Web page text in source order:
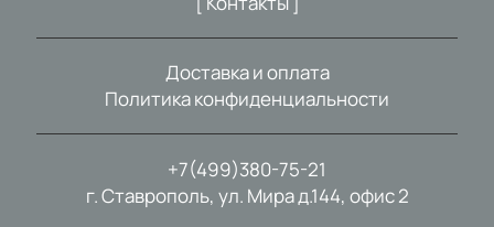
+7(499)380-75-21
г. Ставрополь, ул. Мира д.144, офис 2
Доставка и оплата
Политика конфиденциальности